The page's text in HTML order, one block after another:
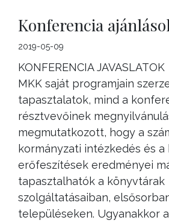
Konferencia
2019-05-09
KONFERENCIA
MKK saját programjain
tapasztalatok, mind a
résztvevőinek
megmutatkozott, hogy a
kormányzati intézkedés és a
erőfeszítések eredményei
tapasztalhatók a könyvtárak
szolgáltatásaiban,
településeken. Ugyanakkor